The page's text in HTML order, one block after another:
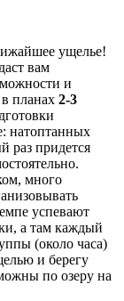
ущелье!
вам
и
планах 2-3
натоптанных
раз придется
много
успевают
а там каждый
(около часа)
и берегу
по озеру на